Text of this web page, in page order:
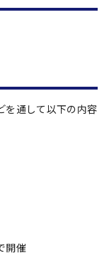
を通して以下の内容
開催